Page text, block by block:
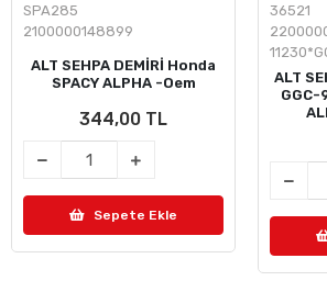
SPA285
2100000148899
ALT SEHPA DEMİRİ Honda
SPACY ALPHA -Oem
344,00 TL
Sepete Ekle
36521
ALT
GGC-